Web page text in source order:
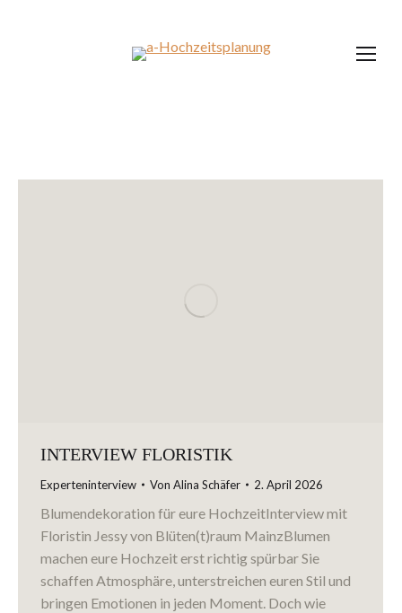
INTERVIEW FLORISTIK
Experteninterview Von Alina Schäfer 2. April 2026
Blumendekoration für eure HochzeitInterview mit
Floristin Jessy von Blüten(t)raum MainzBlumen
machen eure Hochzeit erst richtig spürbar Sie
schaffen Atmosphäre, unterstreichen euren Stil und
bringen Emotionen in jeden Moment. Doch wie